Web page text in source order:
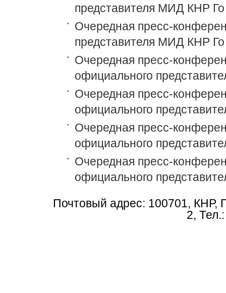
представителя МИД КНР Го
Очередная пресс-
представителя МИД КНР Го
Очередная пресс-
официального
Очередная пресс-
официального
Очередная пресс-
официального
Очередная пресс-
официального
Почтовый адрес: 100701, КНР,
2,